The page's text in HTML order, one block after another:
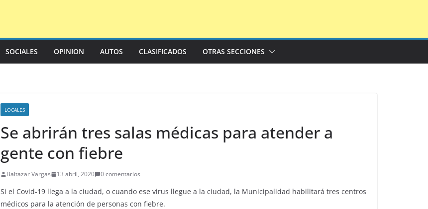
SOCIALES OPINION AUTOS CLASIFICADOS OTRAS SECCIONES
LOCALES
Se abrirán tres salas médicas para atender a
gente con fiebre
Baltazar Vargas 13 abril, 2020 0 comentarios
Si el Covid-19 llega a la ciudad, o cuando ese virus llegue a la ciudad, la Municipalidad habilitará tres centros
médicos para la atención de personas con fiebre.